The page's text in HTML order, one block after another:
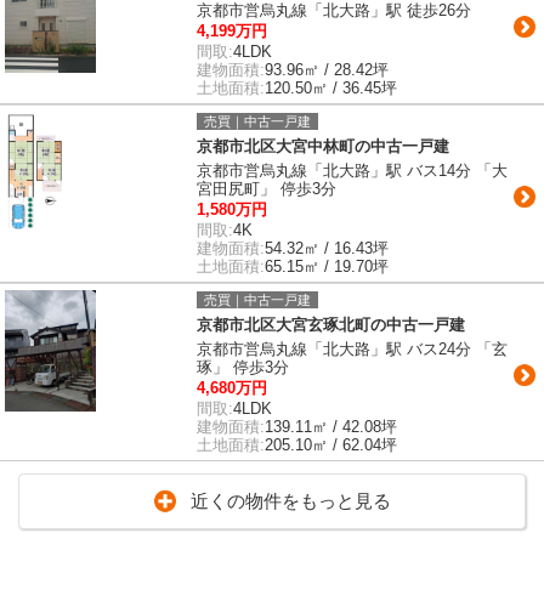
京都市営烏丸線「北大路」駅 徒歩26分
4,199万円
間取:4LDK
建物面積:93.96㎡ / 28.42坪
土地面積:120.50㎡ / 36.45坪
売買｜中古一戸建
京都市北区大宮中林町の中古一戸建
京都市営烏丸線「北大路」駅 バス14分 「大
宮田尻町」 停歩3分
1,580万円
間取:4K
建物面積:54.32㎡ / 16.43坪
土地面積:65.15㎡ / 19.70坪
売買｜中古一戸建
京都市北区大宮玄琢北町の中古一戸建
京都市営烏丸線「北大路」駅 バス24分 「玄
琢」 停歩3分
4,680万円
間取:4LDK
建物面積:139.11㎡ / 42.08坪
土地面積:205.10㎡ / 62.04坪
近くの物件をもっと見る